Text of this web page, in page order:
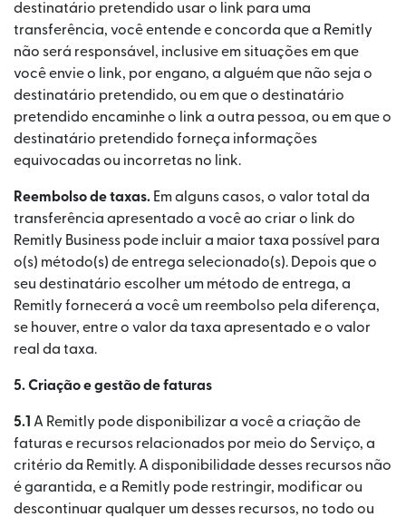
destinatário pretendido usar o link para uma
transferência, você entende e concorda que a Remitly
não será responsável, inclusive em situações em que
você envie o link, por engano, a alguém que não seja o
destinatário pretendido, ou em que o destinatário
pretendido encaminhe o link a outra pessoa, ou em que o
destinatário pretendido forneça informações
equivocadas ou incorretas no link.
Reembolso de taxas. Em alguns casos, o valor total da
transferência apresentado a você ao criar o link do
Remitly Business pode incluir a maior taxa possível para
o(s) método(s) de entrega selecionado(s). Depois que o
seu destinatário escolher um método de entrega, a
Remitly fornecerá a você um reembolso pela diferença,
se houver, entre o valor da taxa apresentado e o valor
real da taxa.
5. Criação e gestão de faturas
5.1 A Remitly pode disponibilizar a você a criação de
faturas e recursos relacionados por meio do Serviço, a
critério da Remitly. A disponibilidade desses recursos não
é garantida, e a Remitly pode restringir, modificar ou
descontinuar qualquer um desses recursos, no todo ou